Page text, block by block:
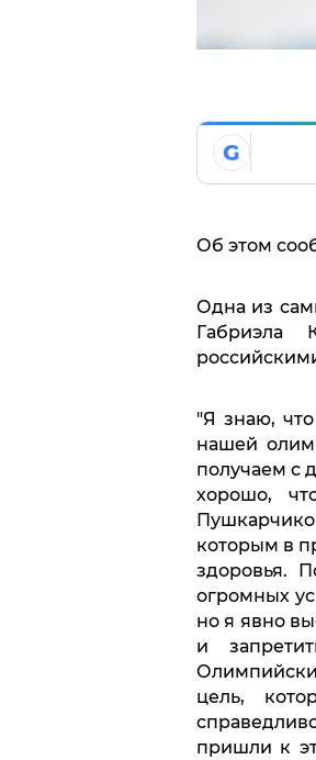
G
Об этом
Одна из
Габриэла
"Я знаю,
нашей
получаем с
хорошо,
которым в
здоровья.
огромных
но я явно
и
цель,
пришли к